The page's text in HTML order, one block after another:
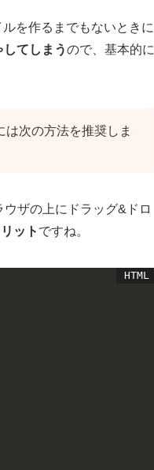
を作るまでもないときに
てしまうので、基本的に
次の方法を推奨しま
ザの上にドラッグ&ドロ
ット ですね。